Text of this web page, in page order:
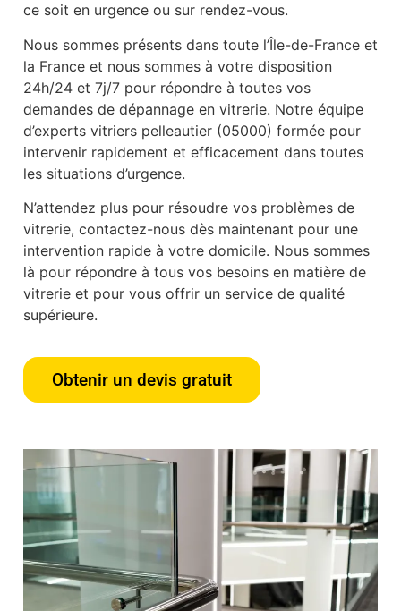
ce soit en urgence ou sur rendez-vous.
Nous sommes présents dans toute l’Île-de-France et
la France et nous sommes à votre disposition
24h/24 et 7j/7 pour répondre à toutes vos
demandes de dépannage en vitrerie. Notre équipe
d’experts vitriers pelleautier (05000) formée pour
intervenir rapidement et efficacement dans toutes
les situations d’urgence.
N’attendez plus pour résoudre vos problèmes de
vitrerie, contactez-nous dès maintenant pour une
intervention rapide à votre domicile. Nous sommes
là pour répondre à tous vos besoins en matière de
vitrerie et pour vous offrir un service de qualité
supérieure.
Obtenir un devis gratuit